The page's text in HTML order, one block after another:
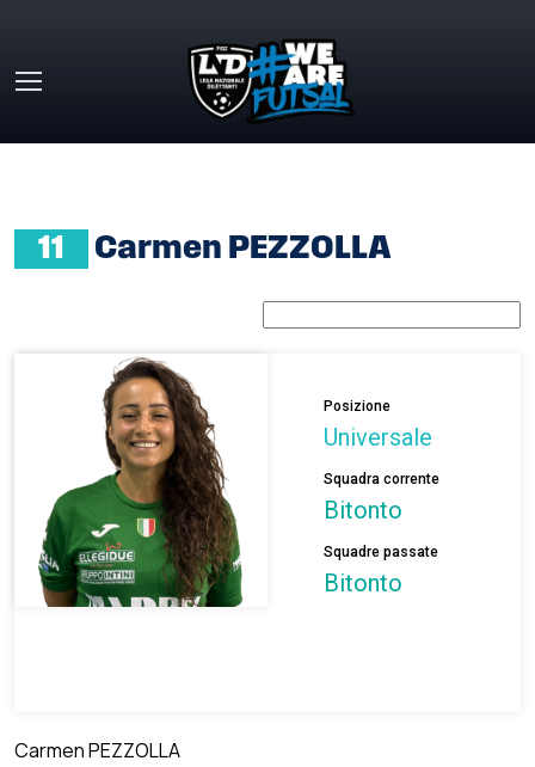
11 Carmen PEZZOLLA
Posizione
Universale
Squadra corrente
Bitonto
Squadre passate
Bitonto
Carmen PEZZOLLA